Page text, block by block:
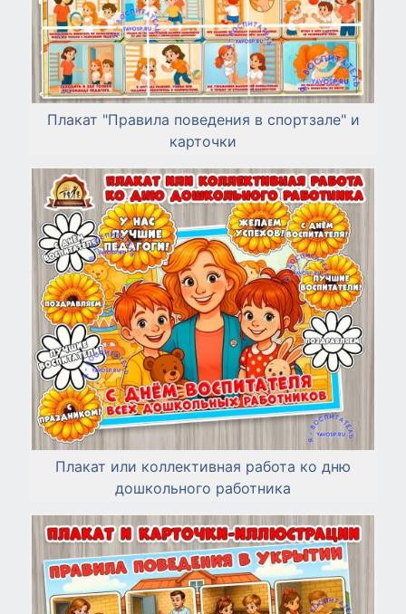
Плакат "Правила поведения в спортзале" и
карточки
Плакат или коллективная работа ко дню
дошкольного работника